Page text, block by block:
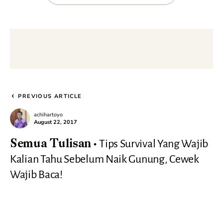
PREVIOUS ARTICLE
achihartoyo
August 22, 2017
Semua Tulisan
Tips Survival Yang Wajib
Kalian Tahu Sebelum Naik Gunung, Cewek
Wajib Baca!